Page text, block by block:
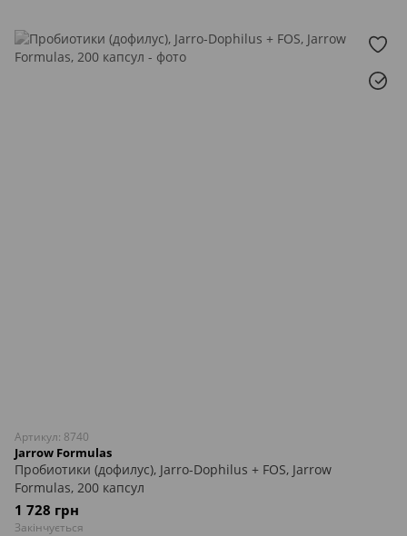
Артикул: 8740
Jarrow Formulas
Пробиотики (дофилус), Jarro-Dophilus + FOS, Jarrow
Formulas, 200 капсул
1 728 грн
Закінчується